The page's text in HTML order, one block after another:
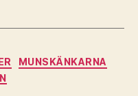
MUNSKÄNKARNA